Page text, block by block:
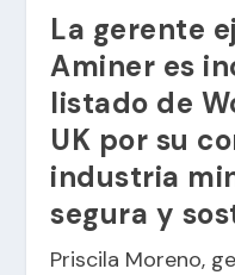
La gerente
Aminer es
listado de
UK por su
industria
segura y
Priscila Moreno,